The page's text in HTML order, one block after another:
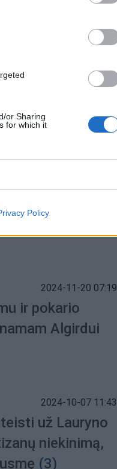
or Sharing
for which it
Policy
dėl Kasčiūno
Kasčiūno
bausmė
2024-11-20 07:19
ir pokario
Algirdui
2024-10-07 11:43
už Lauryno
niekinimą,
(3)